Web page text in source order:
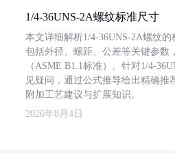
1/4-36UNS-2A螺纹标准尺寸
本文详细解析1/4-36UNS-2A螺纹的
包括外径、螺距、公差等关键参数
（ASME B1.1标准）。针对1/4-
见疑问，通过公式推导给出精确推
附加工艺建议与扩展知识。
2026年8月4日